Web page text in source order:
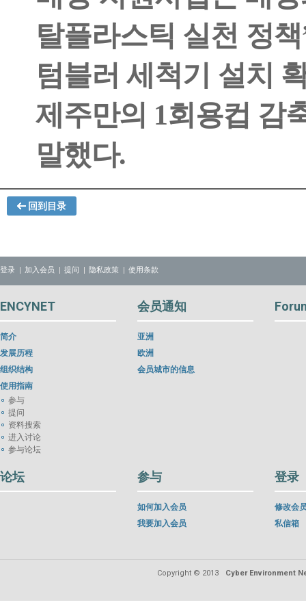
탈플라스틱 실천 정책
텀블러 세척기 설치
제주만의 1회용컵 감
말했다.
回到目录
登录 加入会员 提问 隐私政策 使用条款
ENCYNET
简介
发展历程
组织结构
使用指南
参与
提问
资料搜索
进入讨论
参与论坛
会员通知
亚洲
欧洲
会员城市的信息
论坛 参与
如何加入会员
我要加入会员
登录
修改会
私信箱
Copyright © 2013 Cyber Environment